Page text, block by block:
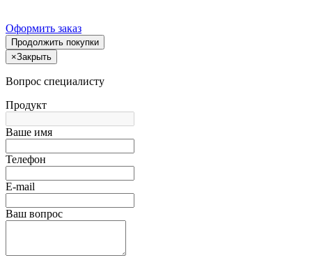
Оформить заказ
Продолжить покупки
×Закрыть
Вопрос специалисту
Продукт
Ваше имя
Телефон
E-mail
Ваш вопрос